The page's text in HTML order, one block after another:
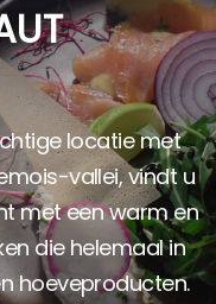
locatie met
vallei, vindt u
met een warm en
die helemaal in
hoeveproducten.